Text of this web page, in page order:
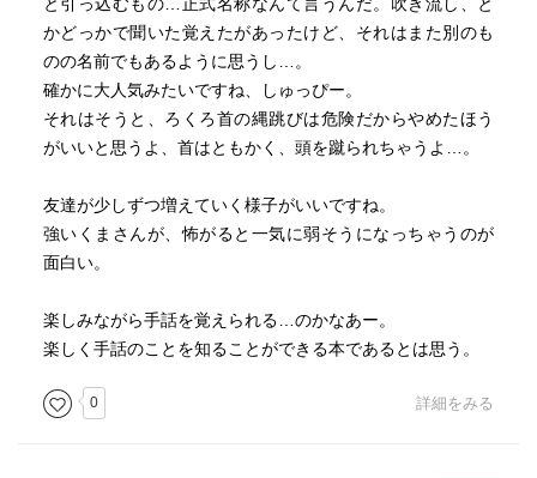
かどっかで聞いた覚えたがあったけど、それはまた別のも
のの名前でもあるように思うし…。
確かに大人気みたいですね、しゅっぴー。
それはそうと、ろくろ首の縄跳びは危険だからやめたほう
がいいと思うよ、首はともかく、頭を蹴られちゃうよ…。
友達が少しずつ増えていく様子がいいですね。
強いくまさんが、怖がると一気に弱そうになっちゃうのが
面白い。
楽しみながら手話を覚えられる…のかなあー。
楽しく手話のことを知ることができる本であるとは思う。
0 詳細をみる